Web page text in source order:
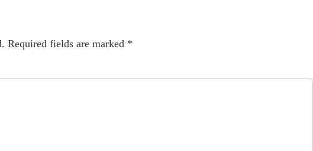
Required fields are marked *